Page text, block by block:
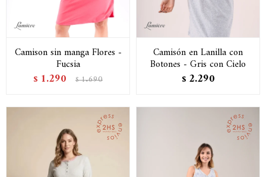
Camison sin manga Flores -
Fucsia
$ 1.290 $1.690
Camisón en Lanilla con
Botones - Gris con Cielo
$ 2.290